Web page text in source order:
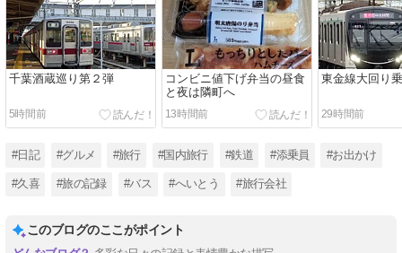
千葉酒蔵巡り第２弾
5時間前
コンビニ値下げ弁当の昼食
と夜は隣町へ
13時間前
東金線大回り
29時間前
#日記 #グルメ #旅行 #国内旅行 #鉄道 #添乗員 #お出かけ
#久喜 #旅の記録 #バス #へいとう #旅行会社
このブログのここがポイント